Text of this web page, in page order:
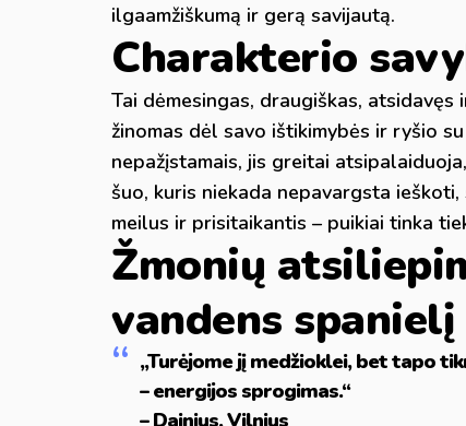
ilgaamžiškumą ir gerą savijautą.
Charakterio
Tai dėmesingas, draugiškas,
žinomas dėl savo ištikimybės ir ryšio
nepažįstamais, jis greitai
šuo, kuris niekada nepavargsta
meilus ir prisitaikantis – puikiai tinka
Žmonių
vandens spanielį
„Turėjome jį medžioklei, bet tapo
– energijos sprogimas.“
– Dainius, Vilnius